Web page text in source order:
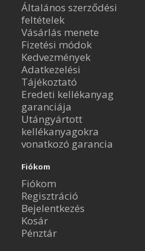
Általános szerződési
feltételek
Vásárlás menete
Fizetési módok
Kedvezmények
Adatkezelési
Tájékoztató
Eredeti kellékanyag
garanciája
Utángyártott
kellékanyagokra
vonatkozó garancia
Fiókom
Fiókom
Regisztráció
Bejelentkezés
Kosár
Pénztár